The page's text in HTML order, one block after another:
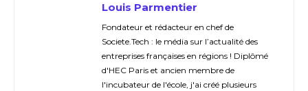
Louis Parmentier
Fondateur et rédacteur en chef de
Societe.Tech : le média sur l’actualité des
entreprises françaises en régions ! Diplômé
d'HEC Paris et ancien membre de
l'incubateur de l'école, j'ai créé plusieurs